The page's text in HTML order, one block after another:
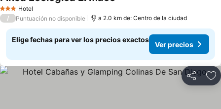
3 Estrellas
Hotel
/ Puntuación no disponible a 2.0 km de: Centro de la ciudad
Elige fechas para ver los precios exactos
Ver precios
Compartir